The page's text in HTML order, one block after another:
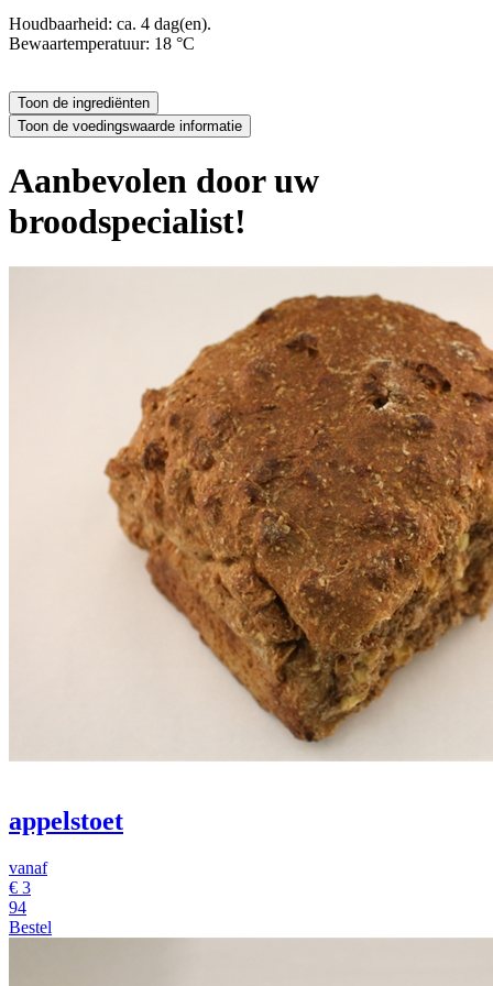
Houdbaarheid: ca. 4 dag(en).
Bewaartemperatuur: 18 °C
Aanbevolen door uw
broodspecialist!
appelstoet
vanaf
€ 3
94
Bestel